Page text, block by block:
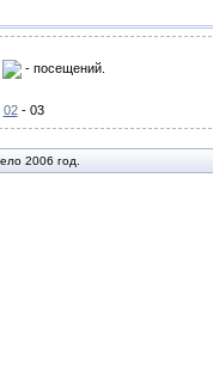
- посещений.
02- 03
2006 год.